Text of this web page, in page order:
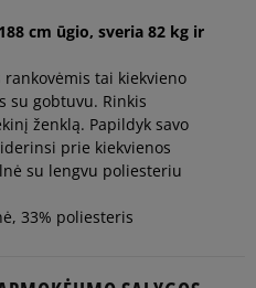
cm ūgio, sveria 82 kg ir
tai kiekvieno
su gobtuvu. Rinkis
ženklą. Papildyk savo
prie kiekvienos
su lengvu poliesteriu
33% poliesteris